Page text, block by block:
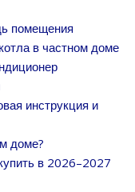
помещения
в частном доме
инструкция и
доме?
в 2026–2027